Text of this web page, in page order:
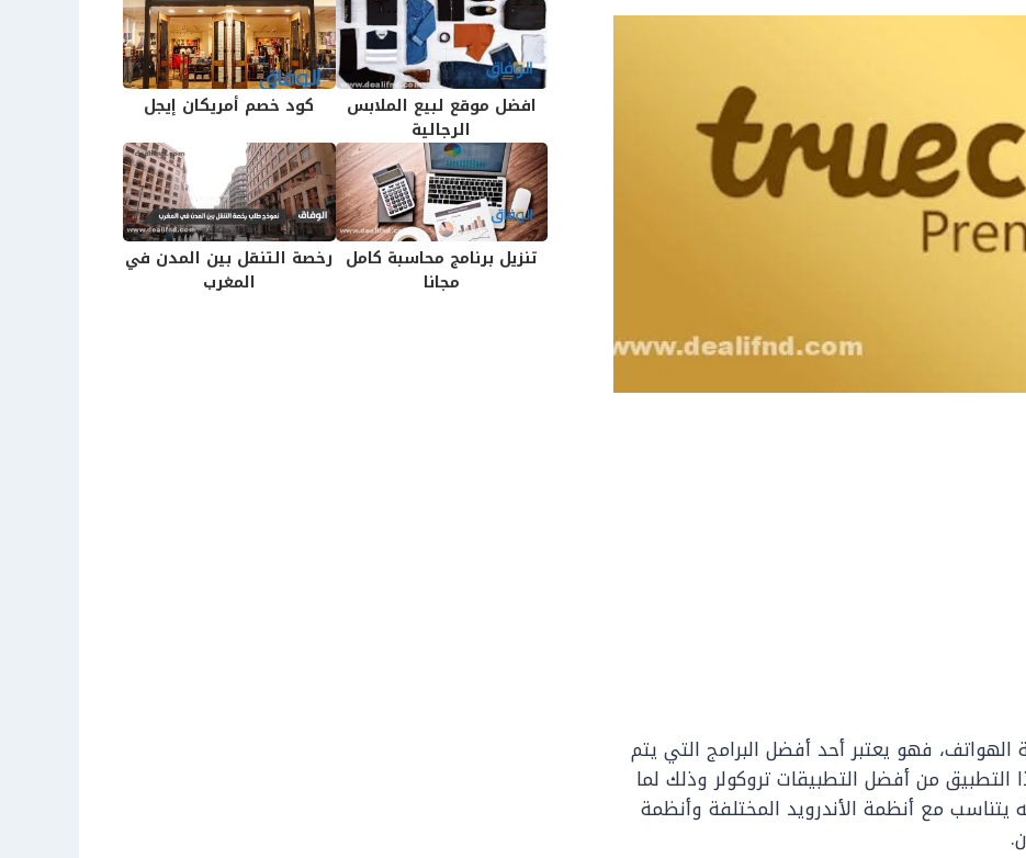
الهواتف، فهو يعتبر أحد أفضل البرامج التي يتم
من أفضل التطبيقات تروكولر وذلك لما
يتناسب مع أنظمة الأندرويد المختلفة وأنظمة
افضل موقع لبيع الملابس
الرجالية
كود خصم أمريكان إيجل
تنزيل برنامج محاسبة كامل
مجانا
رخصة التنقل بين المدن في
المغرب